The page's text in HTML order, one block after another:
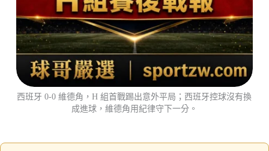
西班牙 0-0 維德角，H 組首戰踢出意外平局；西班牙控球沒有換
成進球，維德角用紀律守下一分。